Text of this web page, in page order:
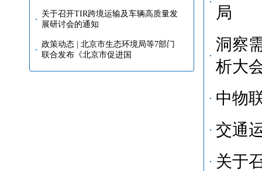
关于召开TIR跨境运输及车辆高质量发
展研讨会的通知
政策动态 | 北京市生态环境局等7部门
联合发布《北京市促进国
局
洞察
析大
中物
交通
关于